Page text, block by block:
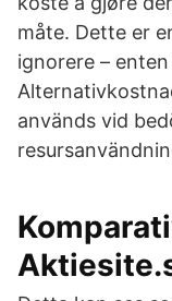
måte. Dette er
ignorere –
används vid